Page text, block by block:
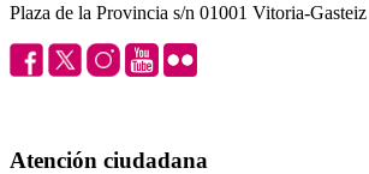
Plaza de la Provincia s/n 01001 Vitoria-Gasteiz
Atención ciudadana